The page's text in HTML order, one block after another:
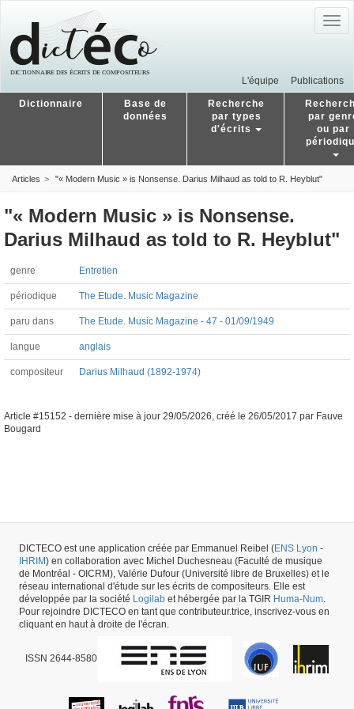
L'équipe Publications
Dictionnaire
Base de
données
Recherche
par types
d'écrits
par
ou par
Articles "« Modern Music » is Nonsense. Darius Milhaud as told to R. Heyblut"
"« Modern Music » is Nonsense.
Darius Milhaud as told to R. Heyblut"
genre Entretien
périodique The Etude. Music Magazine
paru dans The Etude. Music Magazine - 47 - 01/09/1949
langue anglais
compositeur Darius Milhaud (1892-1974)
Article #15152 - dernière mise à jour 29/05/2026, créé le 26/05/2017 par Fauve
Bougard
DICTECO est une application créée par Emmanuel Reibel (ENS Lyon -
IHRIM) en collaboration avec Michel Duchesneau (Faculté de musique
de Montréal - OICRM), Valérie Dufour (Université libre de Bruxelles) et le
réseau international d'étude sur les écrits de compositeurs. Elle est
développée par la société Logilab et hébergée par la TGIR Huma-Num
Pour rejoindre DICTECO en tant que contributeur.trice, inscrivez-vous en
cliquant en haut à droite de l'écran.
ISSN 2644-8580